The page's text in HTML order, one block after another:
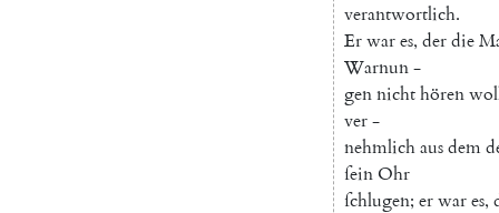
verantwortlich.
Erwares, derdie
Warnun-
gennichthören
ver-
nehmlichausdem
ſeinOhr
ſchlugen; erwares,